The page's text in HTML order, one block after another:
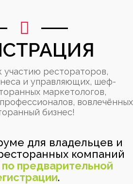
участию рестораторов,
и управляющих, шеф-
маркетологов,
вовлечённых
бизнес!
для владельцев и
компаний
предварительной
.